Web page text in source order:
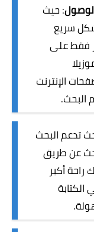
: حيث
سريع
فقط على
الإنترنت
البحث.
تدعم البحث
عن طريق
راحة أكبر